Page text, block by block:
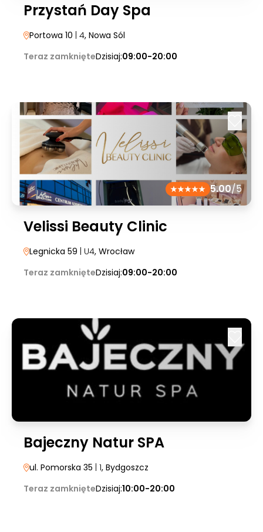
Przystań Day Spa
Portowa 10 | 4, Nowa Sól
Teraz zamknięteDzisiaj:09:00-20:00
5.00/5
Velissi Beauty Clinic
Legnicka 59 | U4, Wrocław
Teraz zamknięteDzisiaj:09:00-20:00
Bajeczny Natur SPA
ul. Pomorska 35 | 1, Bydgoszcz
Teraz zamknięteDzisiaj:10:00-20:00